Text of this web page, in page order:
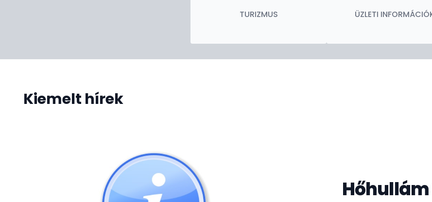
TURIZMUS
ÜZLETI
Kiemelt hírek